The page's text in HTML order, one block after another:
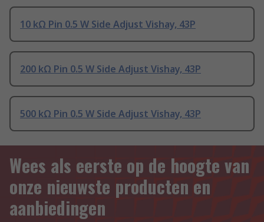
10 kΩ Pin 0.5 W Side Adjust Vishay, 43P
200 kΩ Pin 0.5 W Side Adjust Vishay, 43P
500 kΩ Pin 0.5 W Side Adjust Vishay, 43P
Wees als eerste op de hoogte van
onze nieuwste producten en
aanbiedingen